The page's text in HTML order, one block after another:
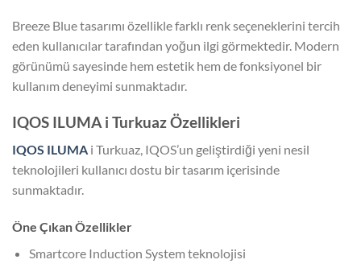
Breeze Blue tasarımı özellikle farklı renk seçeneklerini tercih
eden kullanıcılar tarafından yoğun ilgi görmektedir. Modern
görünümü sayesinde hem estetik hem de fonksiyonel bir
kullanım deneyimi sunmaktadır.
IQOS ILUMA i Turkuaz Özellikleri
IQOS ILUMA i Turkuaz, IQOS’un geliştirdiği yeni nesil
teknolojileri kullanıcı dostu bir tasarım içerisinde
sunmaktadır.
Öne Çıkan Özellikler
Smartcore Induction System teknolojisi